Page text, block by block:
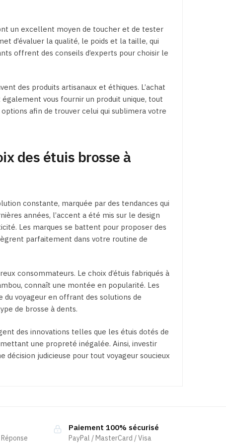
un excellent moyen de toucher et de tester
d’évaluer la qualité, le poids et la taille, qui
offrent des conseils d’experts pour choisir le
des produits artisanaux et éthiques. L’achat
vous fournir un produit unique, tout
afin de trouver celui qui sublimera votre
des étuis brosse à
constante, marquée par des tendances qui
années, l’accent a été mis sur le design
Les marques se battent pour proposer des
parfaitement dans votre routine de
consommateurs. Le choix d’étuis fabriqués à
connaît une montée en popularité. Les
voyageur en offrant des solutions de
de brosse à dents.
des innovations telles que les étuis dotés de
une propreté inégalée. Ainsi, investir
décision judicieuse pour tout voyageur soucieux
Paiement 100% sécurisé
PayPal / MasterCard / Visa